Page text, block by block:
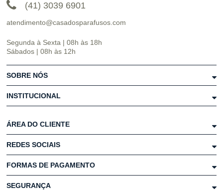
(41) 3039 6901
atendimento@casadosparafusos.com
Segunda à Sexta | 08h às 18h
Sábados | 08h às 12h
SOBRE NÓS
INSTITUCIONAL
ÁREA DO CLIENTE
REDES SOCIAIS
FORMAS DE PAGAMENTO
SEGURANÇA